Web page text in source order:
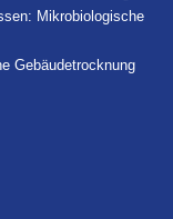
Mikrobiologische
Gebäudetrocknung